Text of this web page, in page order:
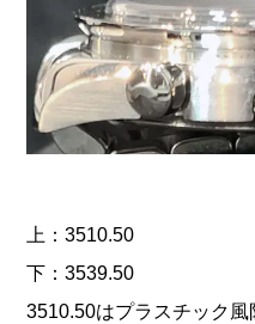
上：3510.50
下：3539.50
3510.50はプラスチック風